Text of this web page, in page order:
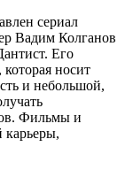
сериал
Вадим Колганов
Его
носит
и небольшой,
Фильмы и
карьеры,